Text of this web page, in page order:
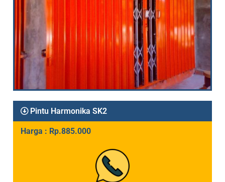
Pintu Harmonika SK2
Harga : Rp.885.000